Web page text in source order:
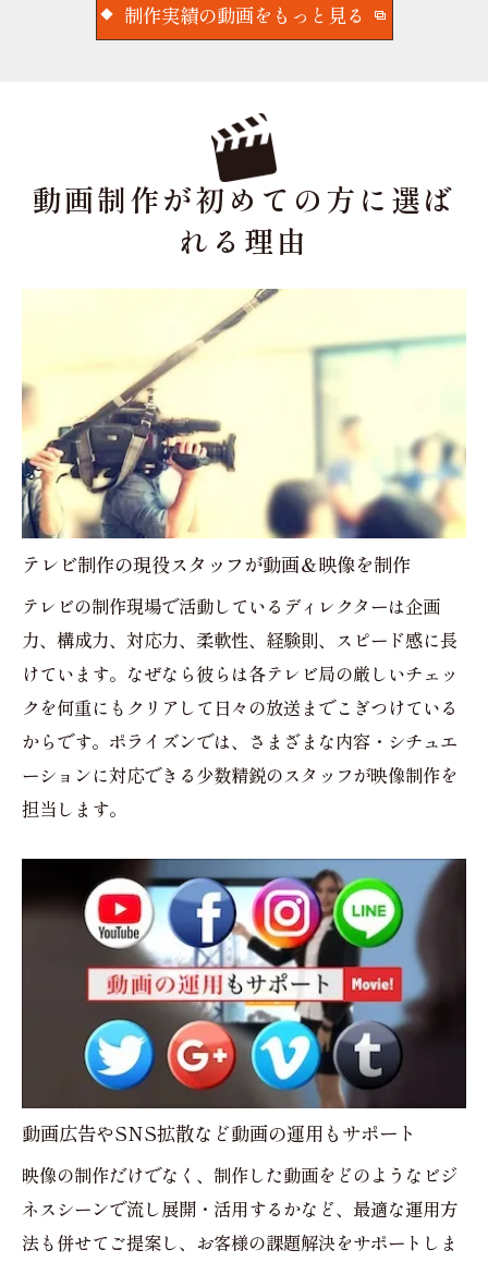
制作実績の動画をもっと見る
動画制作が初めての方 に選ば
れる理由
テレビ制作の現役スタッフが動画＆映像を制作
テレビの制作現場で活動しているディレクターは企画
力、構成力、対応力、柔軟性、経験則、スピード感に長
けています。なぜなら彼らは各テレビ局の厳しいチェッ
クを何重にもクリアして日々の放送までこぎつけている
からです。ポライズンでは、さまざまな内容・シチュエ
ーションに対応できる少数精鋭のスタッフが映像制作を
担当します。
動画広告やSNS拡散など動画の運用もサポート
映像の制作だけでなく、制作した動画をどのようなビジ
ネスシーンで流し展開・活用するかなど、最適な運用方
法も併せてご提案し、お客様の課題解決をサポートしま